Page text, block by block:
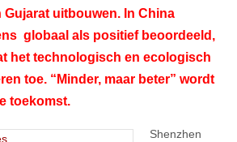
Gujarat uitbouwen. In China
globaal als positief beoordeeld,
het technologisch en ecologisch
toe. “Minder, maar beter” wordt
toekomst.
Shenzhen